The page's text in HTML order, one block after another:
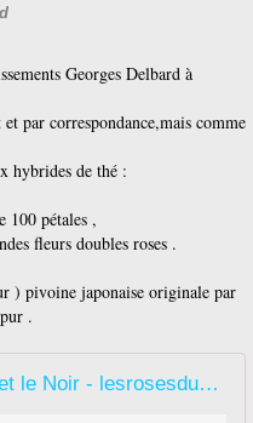
Georges Delbard à
par correspondance,mais comme
hybrides de thé :
100 pétales ,
fleurs doubles roses .
) pivoine japonaise originale par
.
le Rouge et le Noir - lesrosesduchemin.com